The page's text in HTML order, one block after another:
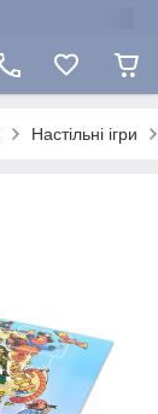
Настільні ігри